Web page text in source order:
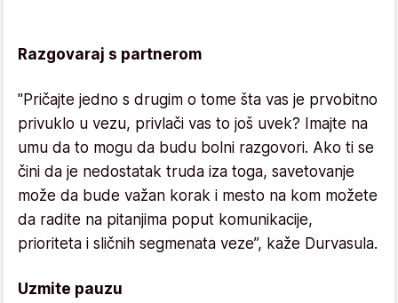
Razgovaraj s partnerom
"Pričajte jedno s drugim o tome šta vas je prvobitno
privuklo u vezu, privlači vas to još uvek? Imajte na
umu da to mogu da budu bolni razgovori. Ako ti se
čini da je nedostatak truda iza toga, savetovanje
može da bude važan korak i mesto na kom možete
da radite na pitanjima poput komunikacije,
prioriteta i sličnih segmenata veze”, kaže Durvasula.
Uzmite pauzu